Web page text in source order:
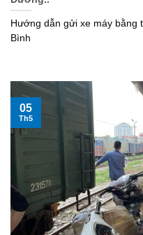
Hướng dẫn gửi xe máy bằng
Bình
05
Th5